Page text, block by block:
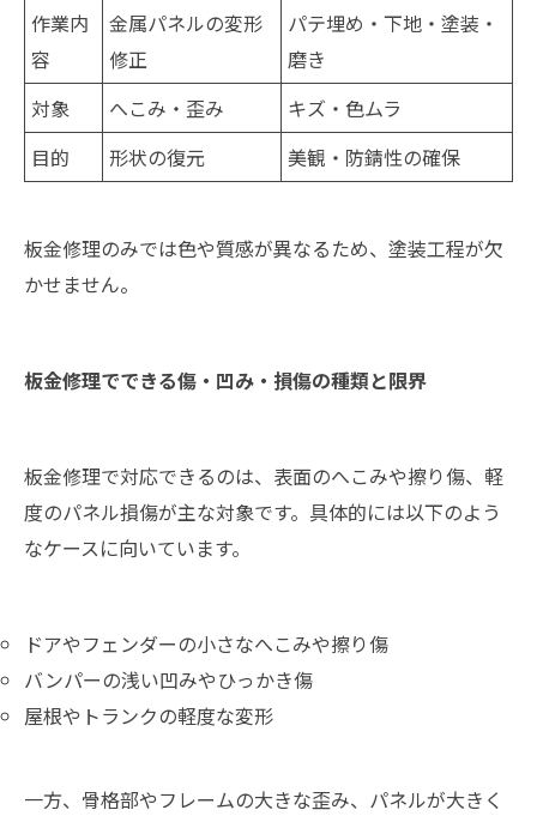
作業内
容
金属パネルの変形
修正
パテ埋め・下地・塗装・
磨き
対象
へこみ・歪み
キズ・色ムラ
目的
形状の復元 美観・防錆性の確保
板金修理のみでは色や質感が異なるため、塗装工程が欠
かせません。
板金修理でできる傷・凹み・損傷の種類と限界
板金修理で対応できるのは、表面のへこみや擦り傷、軽
度のパネル損傷が主な対象です。具体的には以下のよう
なケースに向いています。
ドアやフェンダーの小さなへこみや擦り傷
バンパーの浅い凹みやひっかき傷
屋根やトランクの軽度な変形
一方、骨格部やフレームの大きな歪み、パネルが大きく